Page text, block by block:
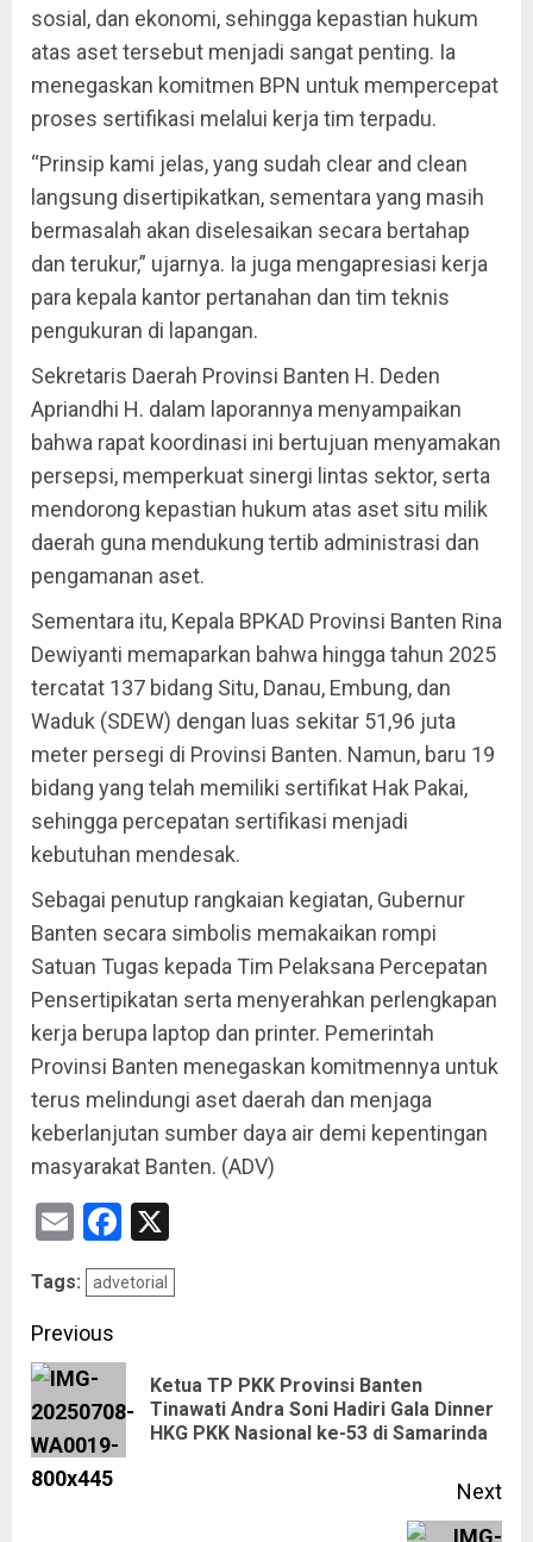
sosial, dan ekonomi, sehingga kepastian hukum
atas aset tersebut menjadi sangat penting. Ia
menegaskan komitmen BPN untuk mempercepat
proses sertifikasi melalui kerja tim terpadu.
“Prinsip kami jelas, yang sudah clear and clean
langsung disertipikatkan, sementara yang masih
bermasalah akan diselesaikan secara bertahap
dan terukur,” ujarnya. Ia juga mengapresiasi kerja
para kepala kantor pertanahan dan tim teknis
pengukuran di lapangan.
Sekretaris Daerah Provinsi Banten H. Deden
Apriandhi H. dalam laporannya menyampaikan
bahwa rapat koordinasi ini bertujuan menyamakan
persepsi, memperkuat sinergi lintas sektor, serta
mendorong kepastian hukum atas aset situ milik
daerah guna mendukung tertib administrasi dan
pengamanan aset.
Sementara itu, Kepala BPKAD Provinsi Banten Rina
Dewiyanti memaparkan bahwa hingga tahun 2025
tercatat 137 bidang Situ, Danau, Embung, dan
Waduk (SDEW) dengan luas sekitar 51,96 juta
meter persegi di Provinsi Banten. Namun, baru 19
bidang yang telah memiliki sertifikat Hak Pakai,
sehingga percepatan sertifikasi menjadi
kebutuhan mendesak.
Sebagai penutup rangkaian kegiatan, Gubernur
Banten secara simbolis memakaikan rompi
Satuan Tugas kepada Tim Pelaksana Percepatan
Pensertipikatan serta menyerahkan perlengkapan
kerja berupa laptop dan printer. Pemerintah
Provinsi Banten menegaskan komitmennya untuk
terus melindungi aset daerah dan menjaga
keberlanjutan sumber daya air demi kepentingan
masyarakat Banten. (ADV)
EmailFacebook
Tags: advetorial
Previous
Ketua TP PKK Provinsi Banten
Tinawati Andra Soni Hadiri Gala Dinner
HKG PKK Nasional ke-53 di Samarinda
Next